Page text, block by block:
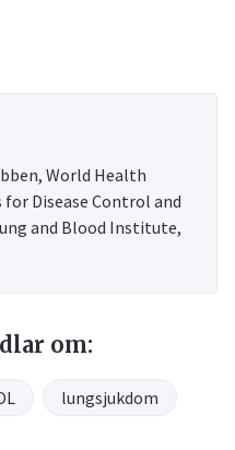
World Health
Disease Control and
and Blood Institute,
om:
lungsjukdom